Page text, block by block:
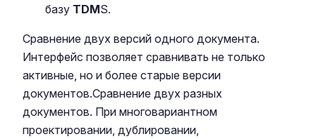
базу TDMS.
Сравнение двух версий одного документа.
Интерфейс позволяет сравнивать не только
активные, но и более старые версии
документов.Сравнение двух разных
документов. При многовариантном
проектировании, дублировании,